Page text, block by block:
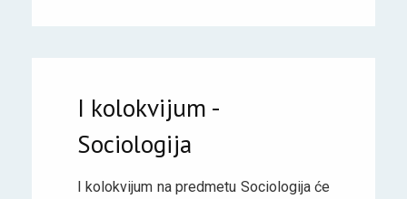
I kolokvijum -
Sociologija
I kolokvijum na predmetu Sociologija će